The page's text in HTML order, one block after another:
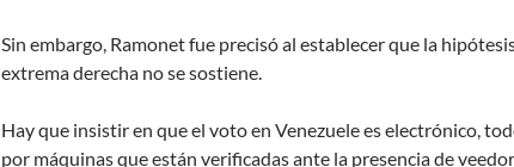
Sin embargo, Ramonet fue precisó al establecer que la
extrema derecha no se sostiene.
Hay que insistir en que el voto en Venezuele es electrónico,
por máquinas que están verificadas ante la presencia de